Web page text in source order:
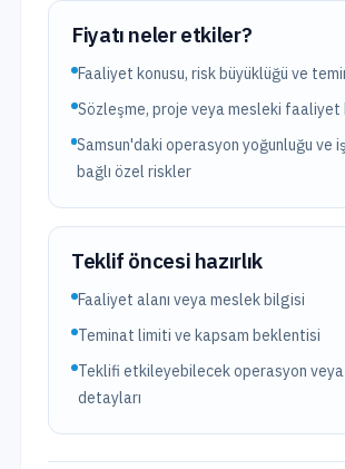
Fiyatı neler etkiler?
Faaliyet konusu, risk büyüklüğü ve
Sözleşme, proje veya mesleki faaliyet
Samsun'daki operasyon yoğunluğu ve
bağlı özel riskler
Teklif öncesi hazırlık
Faaliyet alanı veya meslek bilgisi
Teminat limiti ve kapsam beklentisi
Teklifi etkileyebilecek operasyon
detayları